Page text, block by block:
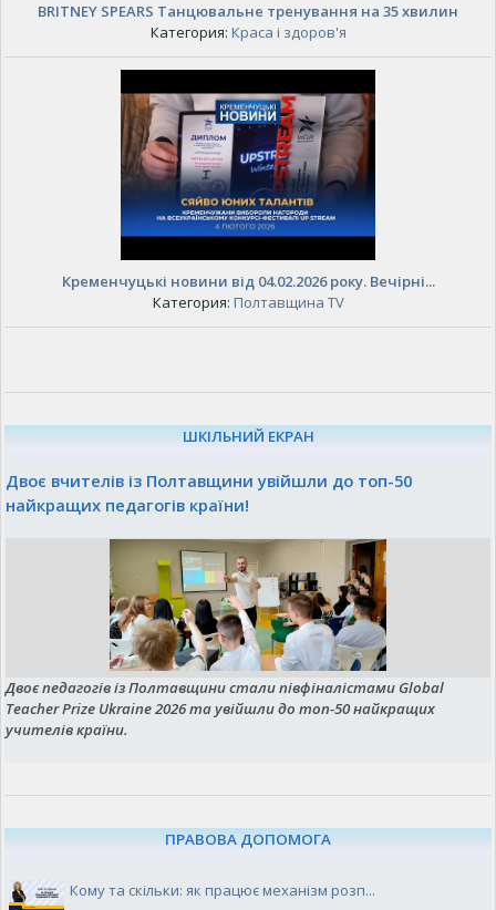
BRITNEY SPEARS Танцювальне тренування на 35 хвилин
Категория: Краса і здоров'я
Кременчуцькі новини від 04.02.2026 року. Вечірні...
Категория: Полтавщина TV
ШКІЛЬНИЙ ЕКРАН
Двоє вчителів із Полтавщини увійшли до топ-50
найкращих педагогів країни!
Двоє педагогів із Полтавщини стали півфіналістами Global
Teacher Prize Ukraine 2026 та увійшли до топ-50 найкращих
учителів країни.
ПРАВОВА ДОПОМОГА
Кому та скільки: як працює механізм розп...